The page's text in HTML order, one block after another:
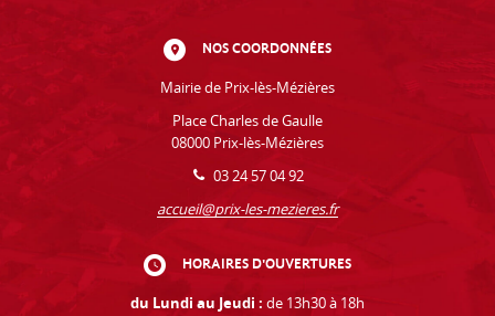
NOS COORDONNÉES
Mairie de Prix-lès-Mézières
Place Charles de Gaulle
08000 Prix-lès-Mézières
03 24 57 04 92
accueil@prix-les-mezieres.fr
HORAIRES D'OUVERTURES
du Lundi au Jeudi : de 13h30 à 18h